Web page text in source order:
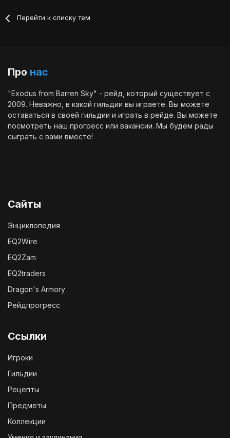
Перейти к списку тем
Про нас
"Exodus from Barren Sky" - рейд, который существует с
2009. Неважно, в какой гильдии вы играете. Вы можете
оставаться в своей гильдии и играть в рейде. Вы можете
посмотреть наш прогресс или вакансии. Мы будем рады
сыграть с вами вместе!
Сайты
Энциклопедия
EQ2Wire
EQ2Zam
EQ2traders
Dragon's Armory
Рейдпрогресс
Ссылки
Игроки
Гильдии
Рецепты
Предметы
Коллекции